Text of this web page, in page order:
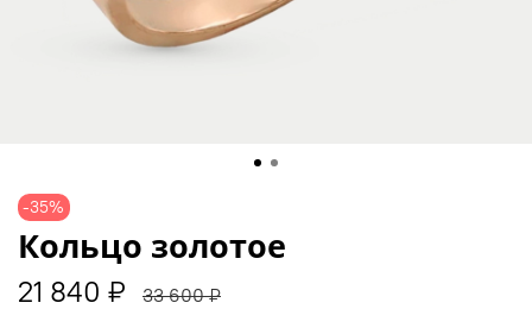
-35%
Кольцо золотое
21 840 ₽ 33 600 ₽